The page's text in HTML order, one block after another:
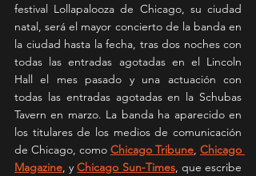
festival Lollapalooza de Chicago, su ciudad
natal, será el mayor concierto de la banda en
la ciudad hasta la fecha, tras dos noches con
todas las entradas agotadas en el Lincoln
Hall el mes pasado y una actuación con
todas las entradas agotadas en la Schubas
Tavern en marzo. La banda ha aparecido en
los titulares de los medios de comunicación
de Chicago, como Chicago Tribune, Chicago
Magazine, y Chicago Sun-Times, que escribe